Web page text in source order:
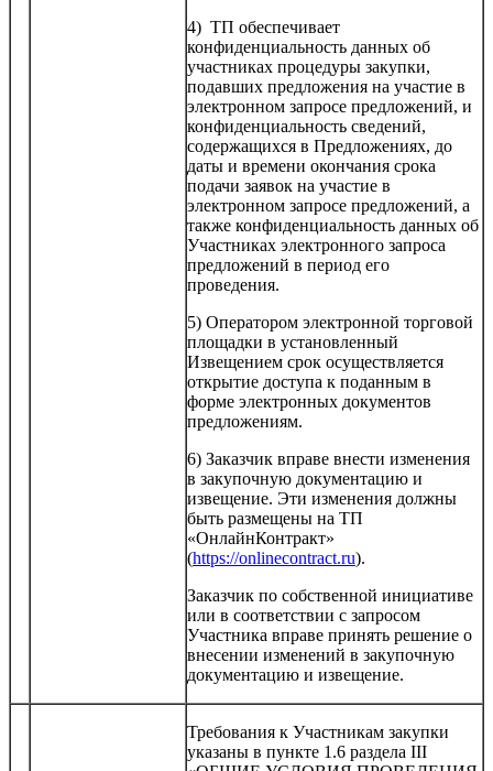
4) ТП обеспечивает
конфиденциальность данных об
участниках процедуры закупки,
подавших предложения на участие в
электронном запросе предложений, и
конфиденциальность сведений,
содержащихся в Предложениях, до
даты и времени окончания срока
подачи заявок на участие в
электронном запросе предложений, а
также конфиденциальность данных об
Участниках электронного запроса
предложений в период его
проведения.
5) Оператором электронной торговой
площадки в установленный
Извещением срок осуществляется
открытие доступа к поданным в
форме электронных документов
предложениям.
6) Заказчик вправе внести изменения
в закупочную документацию и
извещение. Эти изменения должны
быть размещены на ТП
«ОнлайнКонтракт»
(https://onlinecontract.ru).
Заказчик по собственной инициативе
или в соответствии с запросом
Участника вправе принять решение о
внесении изменений в закупочную
документацию и извещение.
Требования к Участникам закупки
указаны в пункте 1.6 раздела III